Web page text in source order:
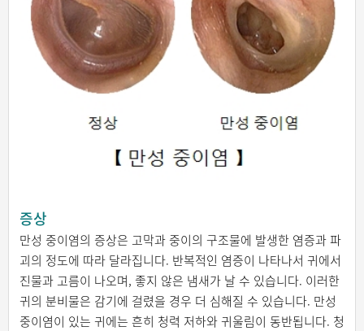
증상
만성 중이염의 증상은 고막과 중이의 구조물에 발생한 염증과 파
괴의 정도에 따라 달라집니다. 반복적인 염증이 나타나서 귀에서
진물과 고름이 나오며, 좋지 않은 냄새가 날 수 있습니다. 이러한
귀의 분비물은 감기에 걸렸을 경우 더 심해질 수 있습니다. 만성
중이염이 있는 귀에는 흔히 청력 저하와 귀울림이 동반됩니다. 청